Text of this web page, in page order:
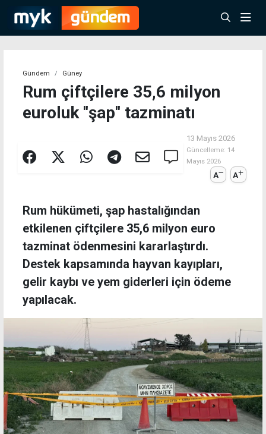
Gündem Güney
Rum çiftçilere 35,6 milyon
euroluk ''şap'' tazminatı
13 Mayıs 2026
Güncelleme: 14
Mayıs 2026
A A
Rum hükümeti, şap hastalığından
etkilenen çiftçilere 35,6 milyon euro
tazminat ödenmesini kararlaştırdı.
Destek kapsamında hayvan kayıpları,
gelir kaybı ve yem giderleri için ödeme
yapılacak.